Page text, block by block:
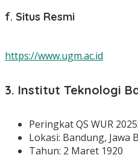
f. Situs Resmi
https://www.ugm.ac.id
3. Institut Teknologi
Peringkat QS WUR
Lokasi: Bandung, Jawa
Tahun: 2 Maret 1920